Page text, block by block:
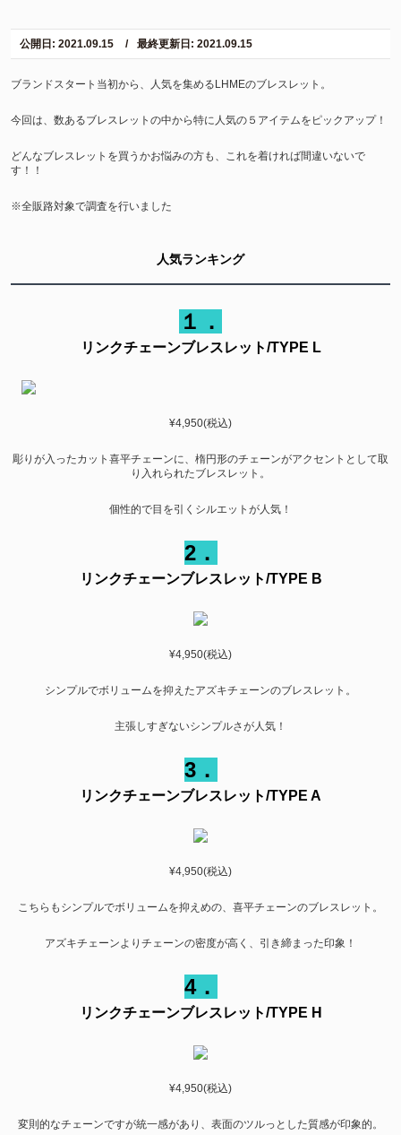
公開日: 2021.09.15 最終更新日: 2021.09.15
ブランドスタート当初から、人気を集めるLHMEのブレスレット。
今回は、数あるブレスレットの中から特に人気の５アイテムをピックアップ！
どんなブレスレットを買うかお悩みの方も、これを着ければ間違いないで
す！！
※全販路対象で調査を行いました
人気ランキング
１．
リンクチェーンブレスレット/TYPE L
¥4,950(税込)
彫りが入ったカット喜平チェーンに、楕円形のチェーンがアクセントとして取
り入れられたブレスレット。
個性的で目を引くシルエットが人気！
2．
リンクチェーンブレスレット/TYPE B
¥4,950(税込)
シンプルでボリュームを抑えたアズキチェーンのブレスレット。
主張しすぎないシンプルさが人気！
3．
リンクチェーンブレスレット/TYPE A
¥4,950(税込)
こちらもシンプルでボリュームを抑えめの、喜平チェーンのブレスレット。
アズキチェーンよりチェーンの密度が高く、引き締まった印象！
4．
リンクチェーンブレスレット/TYPE H
¥4,950(税込)
変則的なチェーンですが統一感があり、表面のツルっとした質感が印象的。